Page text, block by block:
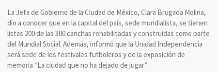
La Jefa de Gobierno de la Ciudad de México, Clara Brugada Molina,
dio a conocer que en la capital del país, sede mundialista, se tienen
listas 200 de las 300 canchas rehabilitadas y construidas como parte
del Mundial Social. Además, informó que la Unidad Independencia
será sede de los festivales futboleros y de la exposición de
memoria “La ciudad que no ha dejado de jugar”.